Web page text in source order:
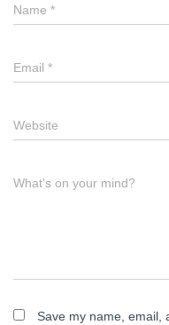
Name *
Email *
Website
What's on your mind?
Save my name, email,